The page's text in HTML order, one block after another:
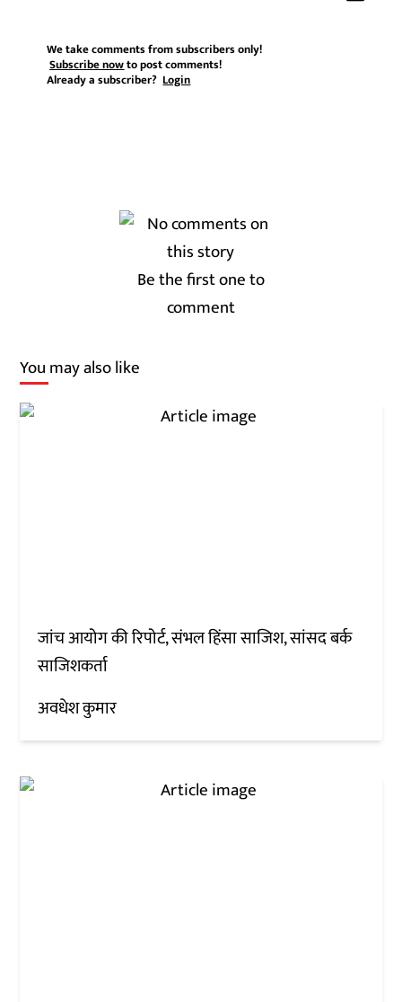
We take comments from subscribers only!
Subscribe nowto post comments!
Already a subscriber?Login
Be the first one to
comment
You may also like
जांच आयोग की रिपोर्ट, संभल हिंसा साजिश, सांसद बर्क
साजिशकर्ता
अवधेश कुमार